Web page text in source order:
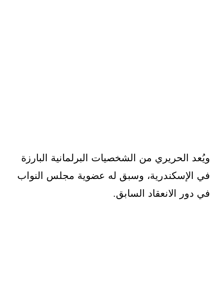
ويُعد الحريري من الشخصيات البرلمانية البارزة
في الإسكندرية، وسبق له عضوية مجلس النواب
في دور الانعقاد السابق.